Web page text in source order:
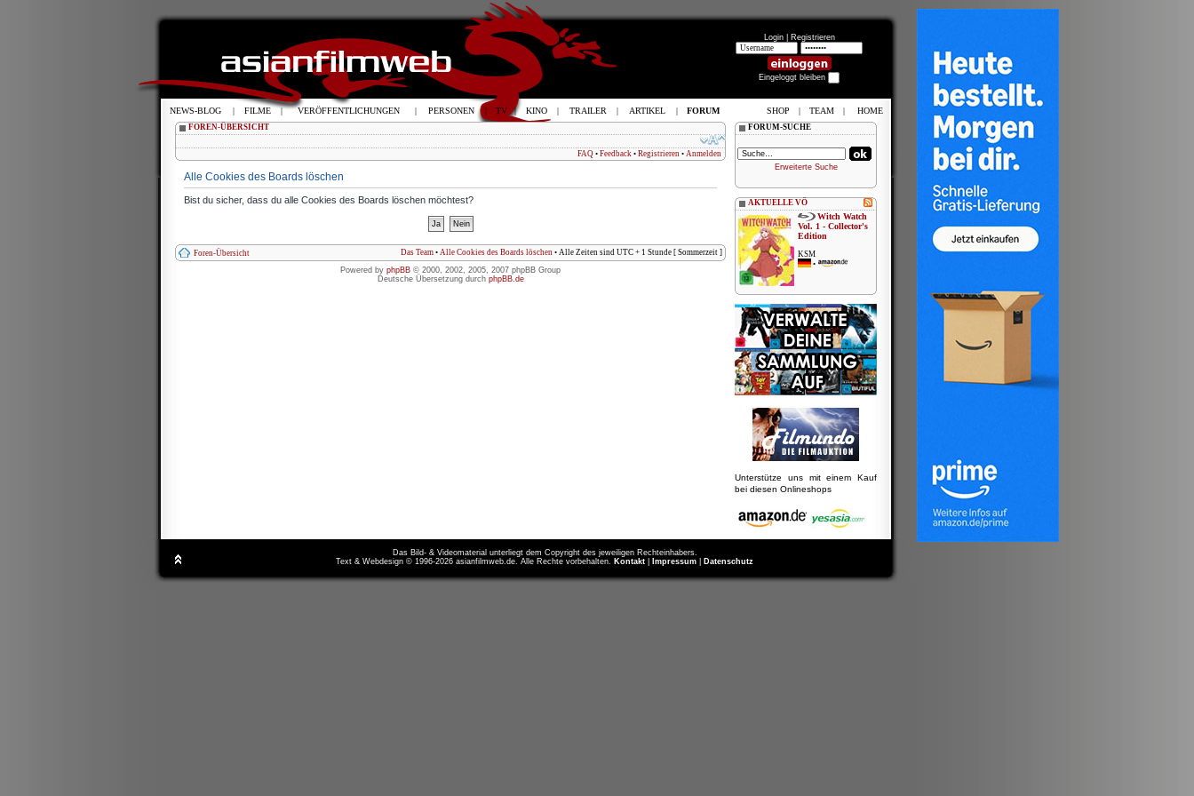
Login | Registrieren
Eingeloggt bleiben
FOREN-ÜBERSICHT
FAQ • Feedback • Registrieren • Anmelden
Alle Cookies des Boards löschen
Bist du sicher, dass du alle Cookies des Boards löschen möchtest?
Foren-Übersicht Das Team • Alle Cookies des Boards löschen • Alle Zeiten sind UTC + 1 Stunde [ Sommerzeit ]
Powered by phpBB © 2000, 2002, 2005, 2007 phpBB Group
Deutsche Übersetzung durch phpBB.de
FORUM-SUCHE
Erweiterte Suche
AKTUELLE VÖ
Witch Watch
Vol. 1 - Collector's
Edition
KSM
•
Unterstütze uns mit einem Kauf
bei diesen Onlineshops
Das Bild- & Videomaterial unterliegt dem Copyright des jeweiligen Rechteinhabers.
Text & Webdesign © 1996-2026 asianfilmweb.de. Alle Rechte vorbehalten. Kontakt Impressum Datenschutz
NEWS-BLOG | FILME | VERÖFFENTLICHUNGEN | PERSONEN | TV | KINO | TRAILER | ARTIKEL | FORUM SHOP | TEAM | HOME